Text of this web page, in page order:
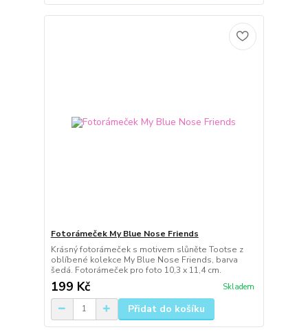
Fotorámeček My Blue Nose Friends
Krásný fotorámeček s motivem slůněte Tootse z
oblíbené kolekce My Blue Nose Friends, barva
šedá. Fotorámeček pro foto 10,3 x 11,4 cm.
199 Kč Skladem
Přidat do košíku